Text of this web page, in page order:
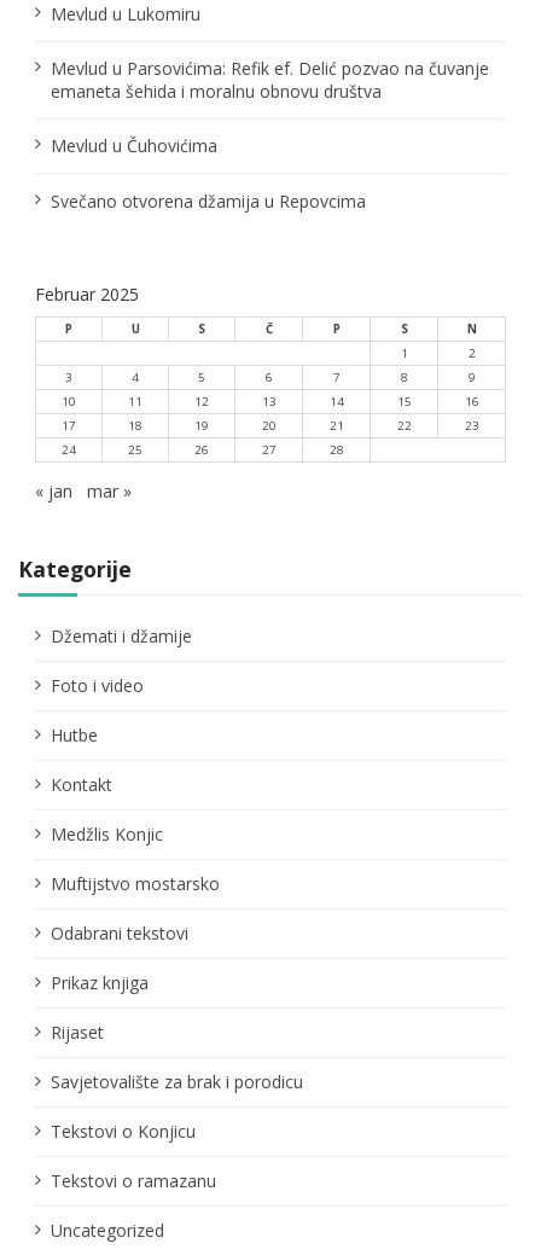
n
a
k
a
Mevlud u Lukomiru
Mevlud u Parsovićima: Refik ef. Delić pozvao na čuvanje
emaneta šehida i moralnu obnovu društva
Mevlud u Čuhovićima
Svečano otvorena džamija u Repovcima
Februar 2025
P U S Č P S
N
1
2
3
4 5 6 7 8
9
10
11 12 13 14 15
16
17
18 19 20 21 22
23
24
25 26 27 28
« jan mar »
Kategorije
Džemati i džamije
Foto i video
Hutbe
Kontakt
Medžlis Konjic
Muftijstvo mostarsko
Odabrani tekstovi
Prikaz knjiga
Rijaset
Savjetovalište za brak i porodicu
Tekstovi o Konjicu
Tekstovi o ramazanu
Uncategorized